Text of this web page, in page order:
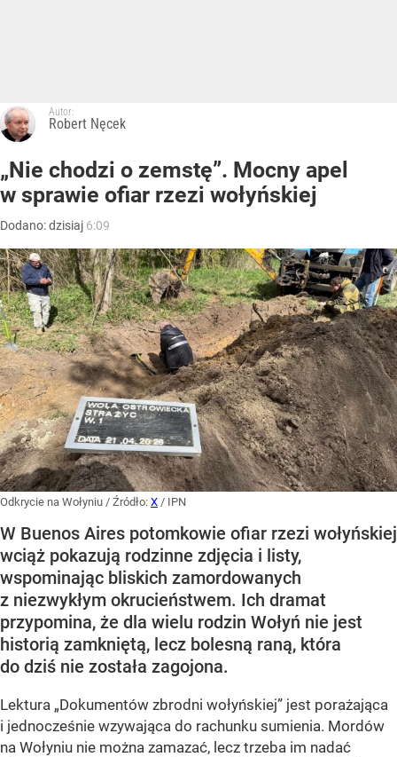
Autor:
Robert Nęcek
„Nie chodzi o zemstę”. Mocny apel
w sprawie ofiar rzezi wołyńskiej
Dodano:dzisiaj 6:09
Odkrycie na Wołyniu / Źródło: X / IPN
W Buenos Aires potomkowie ofiar rzezi wołyńskiej
wciąż pokazują rodzinne zdjęcia i listy,
wspominając bliskich zamordowanych
z niezwykłym okrucieństwem. Ich dramat
przypomina, że dla wielu rodzin Wołyń nie jest
historią zamkniętą, lecz bolesną raną, która
do dziś nie została zagojona.
Lektura „Dokumentów zbrodni wołyńskiej” jest porażająca
i jednocześnie wzywająca do rachunku sumienia. Mordów
na Wołyniu nie można zamazać, lecz trzeba im nadać